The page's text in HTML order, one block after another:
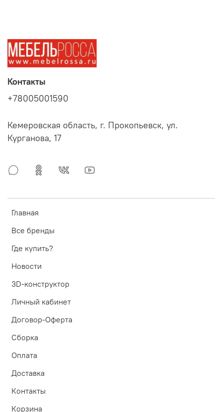
Главная
Все бренды
Где купить?
Новости
3D-конструктор
Личный кабинет
Договор-Оферта
Сборка
Оплата
Доставка
Контакты
Корзина
Контакты
+78005001590
Кемеровская область, г. Прокопьевск, ул.
Курганова, 17